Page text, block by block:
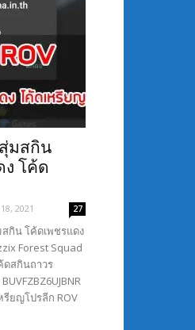
มสกิน
โค้ด
2021 27
กิน โค้ดเพชรแดง
Forest Squad
ดสกินถาวร
ยญโปรลีก ROV